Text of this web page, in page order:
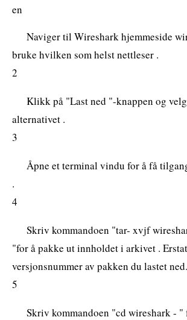
en
Naviger til Wireshark hjemmeside
bruke hvilken som helst nettleser .
2
Klikk på "Last ned "-knappen og
alternativet .
3
Åpne et terminal vindu for å få
.
4
Skriv kommandoen "tar- xvjf
"for å pakke ut innholdet i arkivet .
versjonsnummer av pakken du lastet ned.
5
Skriv kommandoen "cd wireshark - "